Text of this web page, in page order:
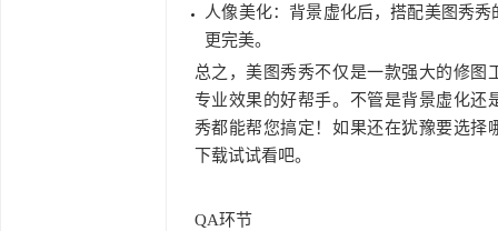
人像美化：背景虚化后，搭配美图秀
更完美。
总之，美图秀秀不仅是一款强大的修图
专业效果的好帮手。不管是背景虚化还
秀都能帮您搞定！如果还在犹豫要选择
下载试试看吧。
QA环节